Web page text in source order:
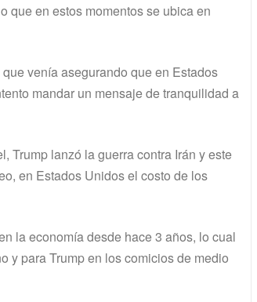
que en estos momentos se ubica en
venía asegurando que en Estados
mandar un mensaje de tranquilidad a
Trump lanzó la guerra contra Irán y este
en Estados Unidos el costo de los
la economía desde hace 3 años, lo cual
y para Trump en los comicios de medio